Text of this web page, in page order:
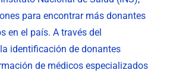
para encontrar más donantes
en el país. A través del
identificación de donantes
de médicos especializados